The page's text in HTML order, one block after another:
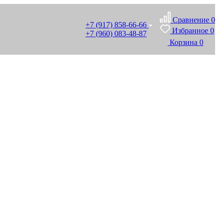
+7 (917) 858-66-66
+7 (960) 083-48-87
Сравнение 0
Избранное 0
Корзина 0